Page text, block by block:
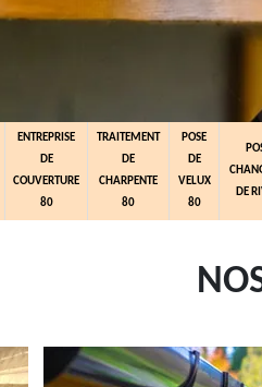
ENTREPRISE
DE
COUVERTURE
80
TRAITEMENT
DE
CHARPENTE
80
POSE
DE
VELUX
80
DE